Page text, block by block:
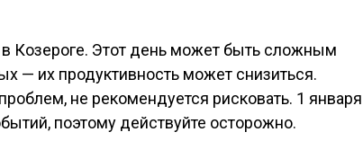
Козероге. Этот день может быть сложным
— их продуктивность может снизиться.
не рекомендуется рисковать. 1 января
поэтому действуйте осторожно.